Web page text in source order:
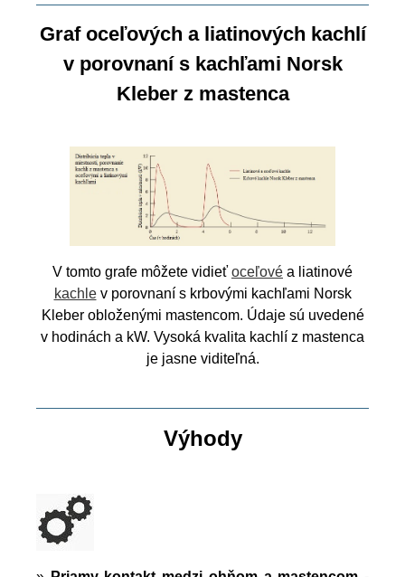
Graf oceľových a liatinových kachlí
v porovnaní s kachľami Norsk
Kleber z mastenca
V tomto grafe môžete vidieť oceľové a liatinové
kachlev porovnaní s krbovými kachľami Norsk
Kleber obloženými mastencom. Údaje sú uvedené
v hodinách a kW. Vysoká kvalita kachlí z mastenca
je jasne viditeľná.
Výhody